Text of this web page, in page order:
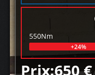
550Nm
+24%
Prix:650 €